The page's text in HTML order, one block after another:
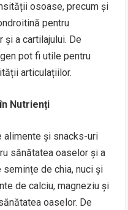
osoase, precum și
pentru
a cartilajului. De
pot fi utile pentru
articulațiilor.
Nutrienți
alimente și snacks-uri
sănătatea oaselor și a
de chia, nuci și
de calciu, magneziu și
oaselor. De